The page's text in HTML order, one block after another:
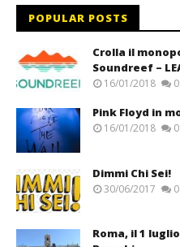
POPULAR POSTS
Crolla il
Soundreef –
16/01/2018 0
Pink Floyd in
16/01/2018 0
Dimmi Chi Sei!
30/06/2017 0
Roma, il 1